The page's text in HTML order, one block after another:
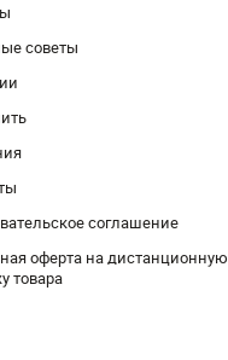
советы
соглашение
оферта на дистанционную
товара